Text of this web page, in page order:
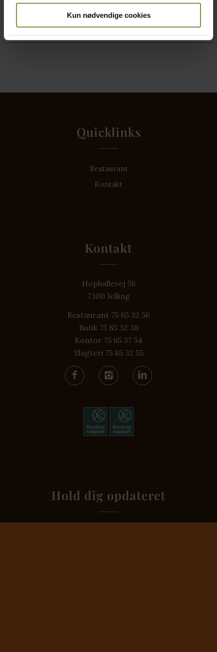
Kun nødvendige cookies
Quicklinks
Restaurant
Kontakt
Kontakt
Hopballevej 56
7300 Jelling
Restaurant 75 85 32 56
Butik 75 85 32 38
Kontor 75 85 37 54
Slagteri 75 85 32 55
Hold dig opdateret